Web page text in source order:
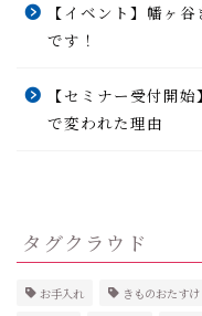
【イベント】幡ヶ
です！
【セミナー受付開
で変われた理由
タグクラウド
お手入れ きものおたす